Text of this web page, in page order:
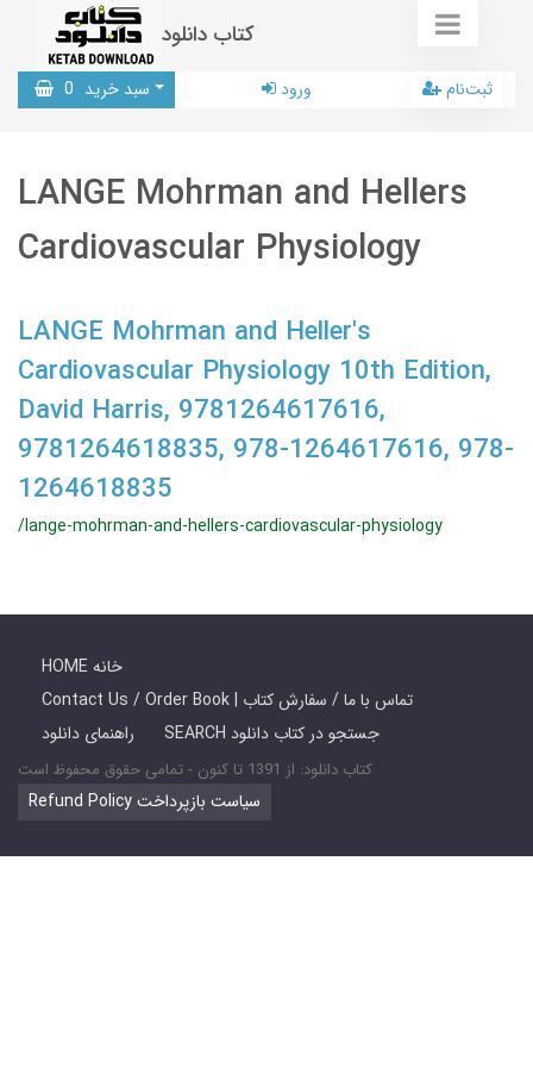
کتاب دانلود
سبد خرید 0 ورود ثبت‌نام
LANGE Mohrman and Hellers
Cardiovascular Physiology
LANGE Mohrman and Heller's
Cardiovascular Physiology 10th Edition,
David Harris, 9781264617616,
9781264618835, 978-1264617616, 978-
1264618835
/lange-mohrman-and-hellers-cardiovascular-physiology
HOME خانه
Contact Us / Order Book | تماس با ما / سفارش کتاب
راهنمای دانلود
SEARCH جستجو در کتاب دانلود
کتاب دانلود: از 1391 تا کنون - تمامی حقوق محفوظ است
Refund Policy سیاست بازپرداخت